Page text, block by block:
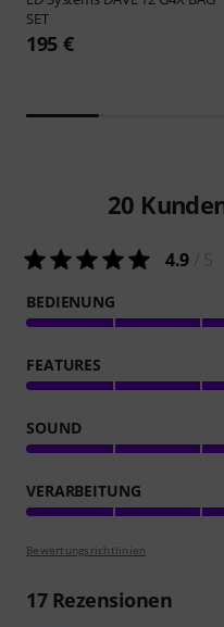
SET
195 €
20
4.9
BEDIENUNG
FEATURES
SOUND
VERARBEITUNG
Bewertungsrichtlinien
17Rezensionen